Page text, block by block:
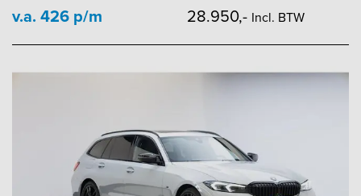
v.a. 426 p/m 28.950,- Incl. BTW